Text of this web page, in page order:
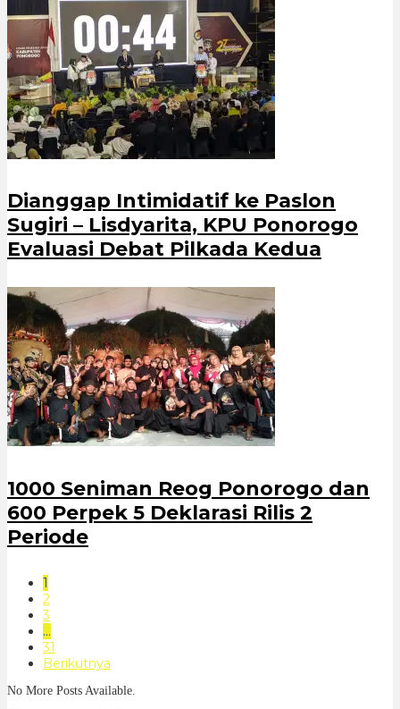
Dianggap Intimidatif ke Paslon
Sugiri – Lisdyarita, KPU Ponorogo
Evaluasi Debat Pilkada Kedua
1000 Seniman Reog Ponorogo dan
600 Perpek 5 Deklarasi Rilis 2
Periode
1
2
3
…
31
Berikutnya
No More Posts Available.